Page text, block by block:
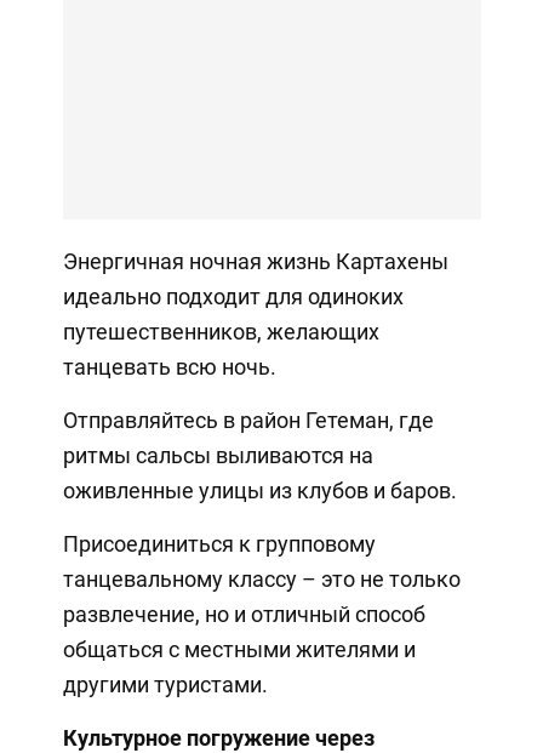
Энергичная ночная жизнь Картахены
идеально подходит для одиноких
путешественников, желающих
танцевать всю ночь.
Отправляйтесь в район Гетеман, где
ритмы сальсы выливаются на
оживленные улицы из клубов и баров.
Присоединиться к групповому
танцевальному классу – это не только
развлечение, но и отличный способ
общаться с местными жителями и
другими туристами.
Культурное погружение через